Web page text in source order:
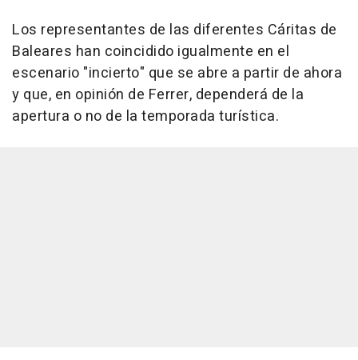
Los representantes de las diferentes Cáritas de
Baleares han coincidido igualmente en el
escenario "incierto" que se abre a partir de ahora
y que, en opinión de Ferrer, dependerá de la
apertura o no de la temporada turística.